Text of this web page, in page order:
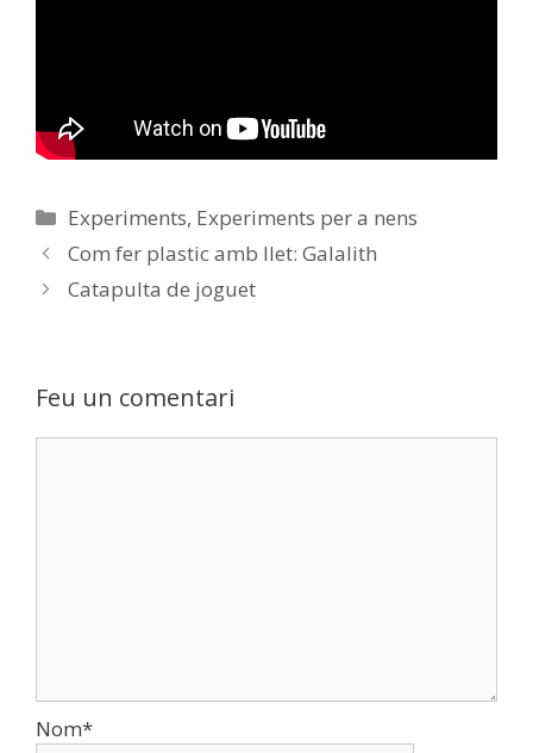
Categories
Experiments, Experiments per a nens
Com fer plastic amb llet: Galalith
Catapulta de joguet
Feu un comentari
Nom*